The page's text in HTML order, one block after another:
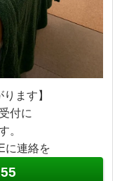
ます】
付に
。
に連絡を